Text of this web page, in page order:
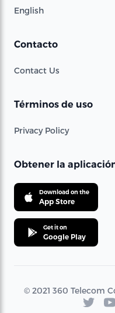
English
Contacto
Contact Us
Términos de uso
Privacy Policy
Obtener la
Download on the
App Store
Get it on
Google Play
© 2021 360 Telecom